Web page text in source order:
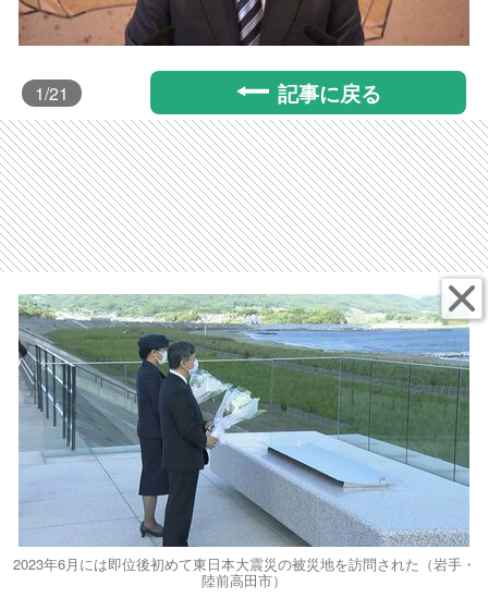
1/21 記事に戻る
2023年6月には即位後初めて東日本大震災の被災地を訪問された（岩手・
陸前高田市）